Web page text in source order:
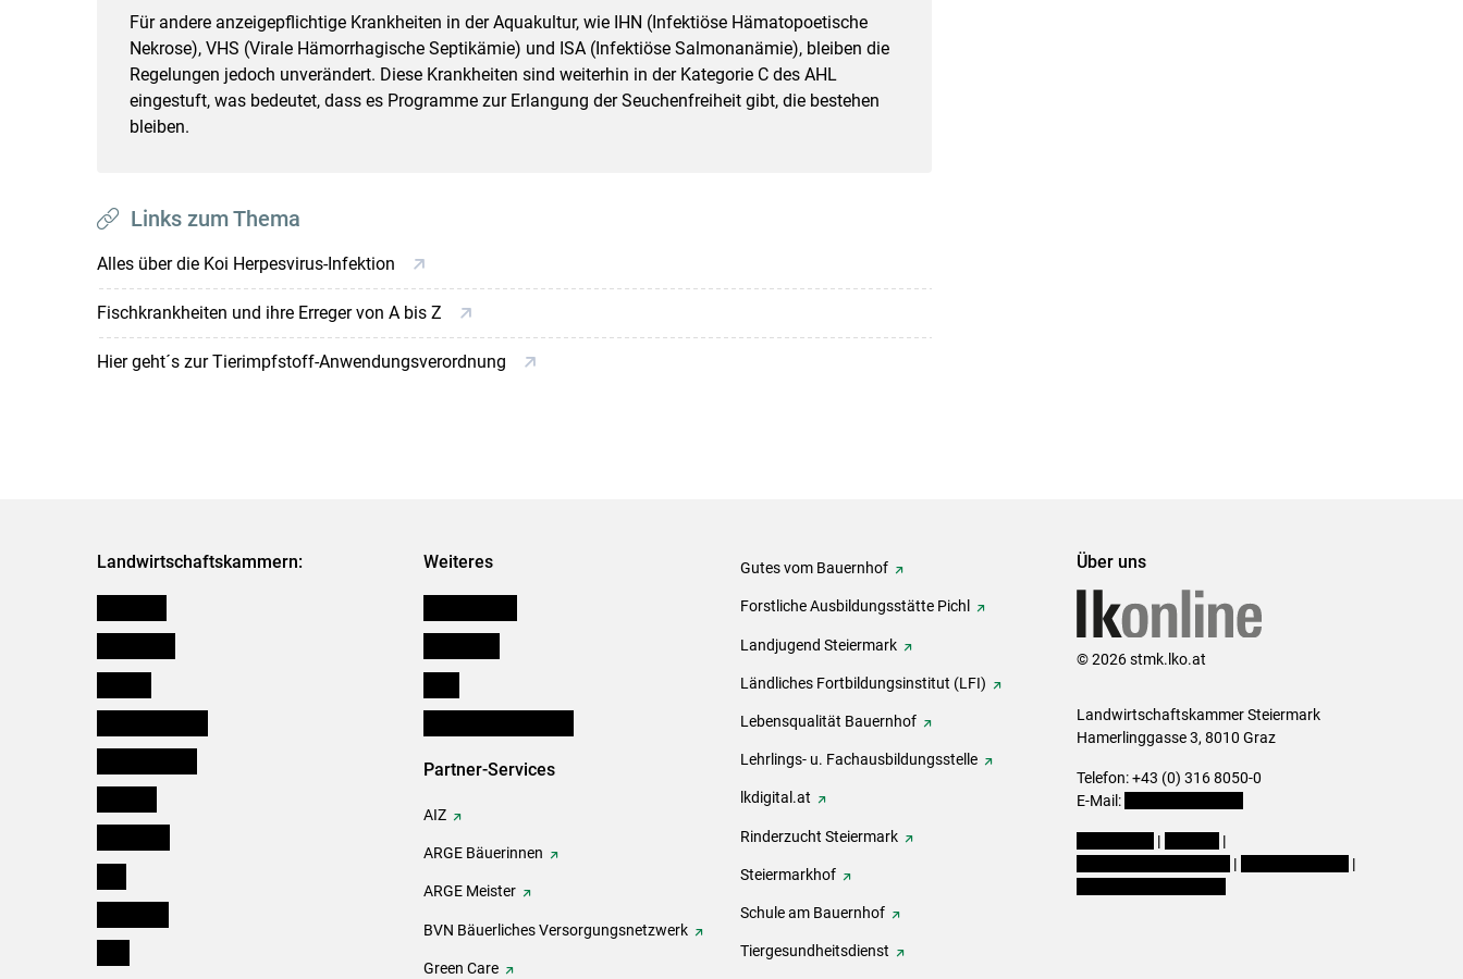
Für andere anzeigepflichtige Krankheiten in der Aquakultur, wie IHN (Infektiöse Hämatopoetische
Nekrose), VHS (Virale Hämorrhagische Septikämie) und ISA (Infektiöse Salmonanämie), bleiben die
Regelungen jedoch unverändert. Diese Krankheiten sind weiterhin in der Kategorie C des AHL
eingestuft, was bedeutet, dass es Programme zur Erlangung der Seuchenfreiheit gibt, die bestehen
bleiben.
Links zum Thema
Alles über die Koi Herpesvirus-Infektion
Fischkrankheiten und ihre Erreger von A bis Z
Hier geht´s zur Tierimpfstoff-Anwendungsverordnung
Landwirtschaftskammern: Weiteres
Partner-Services
AIZ
ARGE Bäuerinnen
ARGE Meister
BVN Bäuerliches Versorgungsnetzwerk
Green Care
Gutes vom Bauernhof
Forstliche Ausbildungsstätte Pichl
Landjugend Steiermark
Ländliches Fortbildungsinstitut (LFI)
Lebensqualität Bauernhof
Lehrlings- u. Fachausbildungsstelle
lkdigital.at
Rinderzucht Steiermark
Steiermarkhof
Schule am Bauernhof
Tiergesundheitsdienst
Über uns
© 2026 stmk.lko.at
Landwirtschaftskammer Steiermark
Hamerlinggasse 3, 8010 Graz
Telefon: +43 (0) 316 8050-0
E-Mail:
|
|
|
|